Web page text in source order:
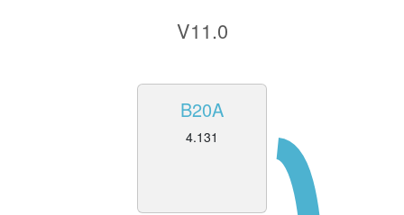
V11.0
B20A
4.131